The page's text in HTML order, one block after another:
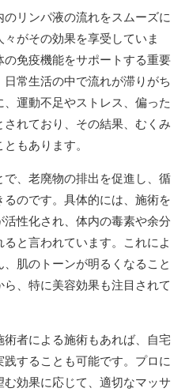
リンパ液の流れをスムーズに
がその効果を享受していま
免疫機能をサポートする重要
常生活の中で流れが滞りがち
運動不足やストレス、偏った
れており、その結果、むくみ
もあります。
で、老廃物の排出を促進し、循
のです。具体的には、施術を
性化され、体内の毒素や余分
と言われています。これによ
肌のトーンが明るくなること
、特に美容効果も注目されて
者による施術もあれば、自宅
することも可能です。プロに
効果に応じて、適切なマッサ